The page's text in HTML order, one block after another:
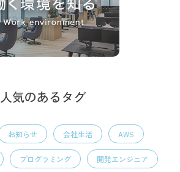
人気のあるタグ
お知らせ 会社生活 AWS
プログラミング 開発エンジニア